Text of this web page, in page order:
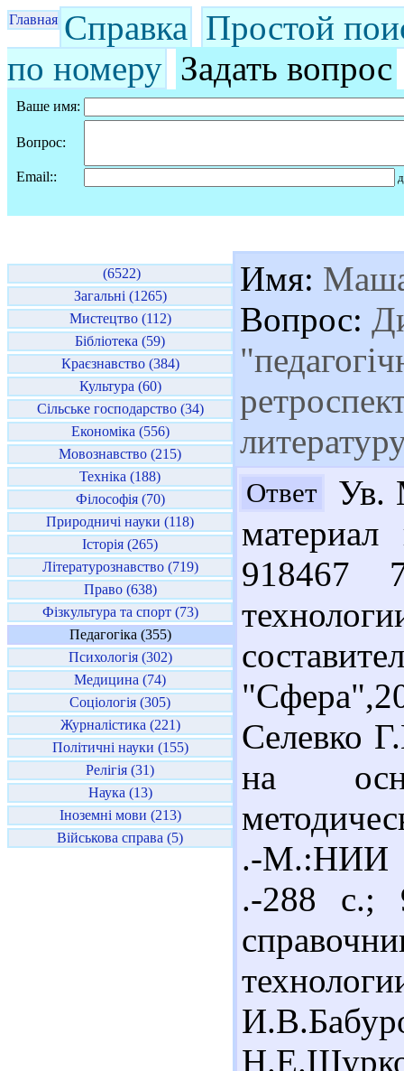
Главная Справка Простой
по номеру Задать вопрос
Ваше имя:
Вопрос:
Email::
(6522)
Загальні (1265)
Мистецтво (112)
Бібліотека (59)
Краєзнавство (384)
Культура (60)
Сільське господарство (34)
Економіка (556)
Мовознавство (215)
Техніка (188)
Філософія (70)
Природничі науки (118)
Історія (265)
Літературознавство (719)
Право (638)
Фізкультура та спорт (73)
Педагогіка (355)
Психологія (302)
Медицина (74)
Соціологія (305)
Журналістика (221)
Політичні науки (155)
Релігія (31)
Наука (13)
Іноземні мови (213)
Військова справа (5)
Имя:
Вопрос:
Ответ
Ув.
918467
Селевко
на
.-М.:НИИ
.-288 с.;